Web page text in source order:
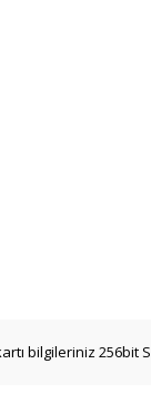
bilgileriniz 256bit